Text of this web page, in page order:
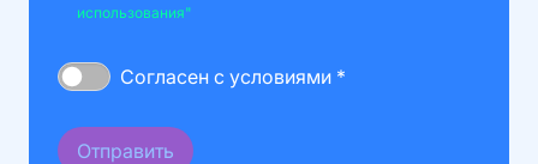
использования"
Согласен с условиями *
Отправить